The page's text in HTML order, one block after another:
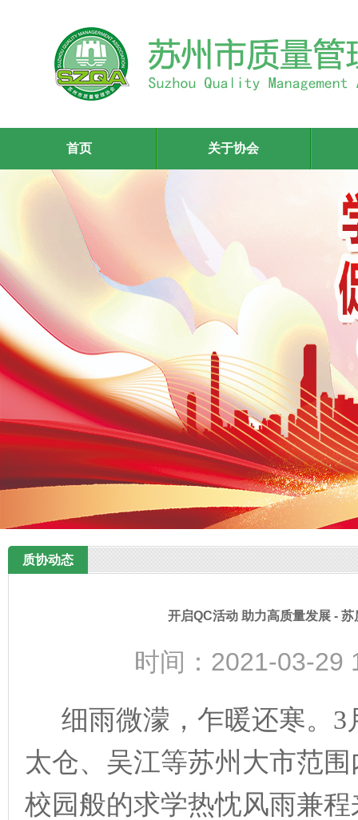
首页 关于协会
质协动态
开启QC活动 助力高质量发展 -
时间：2021-03-29
细雨微濛，乍暖还寒。 3
太仓、吴江等苏州大市范围
校园般的求学热忱风雨兼